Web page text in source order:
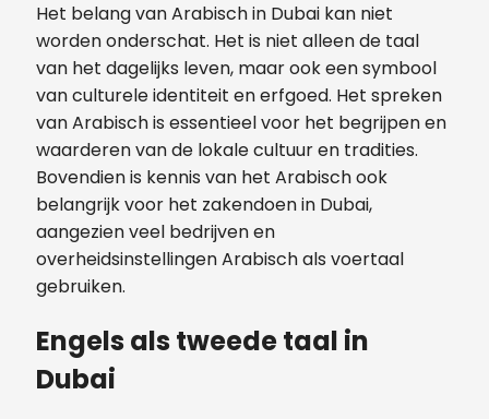
Het belang van Arabisch in Dubai kan niet
worden onderschat. Het is niet alleen de taal
van het dagelijks leven, maar ook een symbool
van culturele identiteit en erfgoed. Het spreken
van Arabisch is essentieel voor het begrijpen en
waarderen van de lokale cultuur en tradities.
Bovendien is kennis van het Arabisch ook
belangrijk voor het zakendoen in Dubai,
aangezien veel bedrijven en
overheidsinstellingen Arabisch als voertaal
gebruiken.
Engels als tweede taal in
Dubai